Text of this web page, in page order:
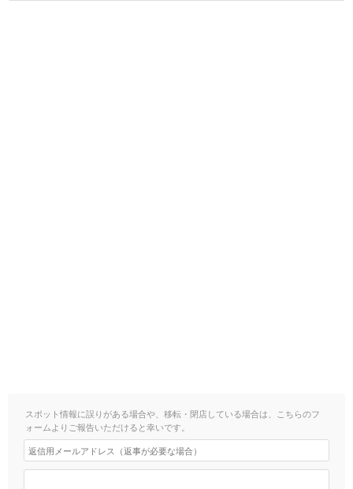
スポット情報に誤りがある場合や、移転・閉店している場合は、こちらのフ
ォームよりご報告いただけると幸いです。